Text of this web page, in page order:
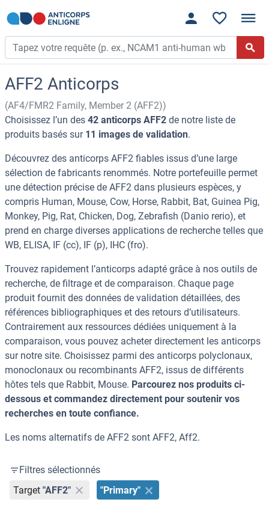
AFF2 Anticorps
(AF4/FMR2 Family, Member 2 (AFF2))
Choisissez l’un des 42 anticorps AFF2 de notre liste de
produits basés sur 11 images de validation.
Découvrez des anticorps AFF2 fiables issus d’une large
sélection de fabricants renommés. Notre portefeuille permet
une détection précise de AFF2 dans plusieurs espèces, y
compris Human, Mouse, Cow, Horse, Rabbit, Bat, Guinea Pig,
Monkey, Pig, Rat, Chicken, Dog, Zebrafish (Danio rerio), et
prend en charge diverses applications de recherche telles que
WB, ELISA, IF (cc), IF (p), IHC (fro).
Trouvez rapidement l’anticorps adapté grâce à nos outils de
recherche, de filtrage et de comparaison. Chaque page
produit fournit des données de validation détaillées, des
références bibliographiques et des retours d’utilisateurs.
Contrairement aux ressources dédiées uniquement à la
comparaison, vous pouvez acheter directement les anticorps
sur notre site. Choisissez parmi des anticorps polyclonaux,
monoclonaux ou recombinants AFF2, issus de différents
hôtes tels que Rabbit, Mouse. Parcourez nos produits ci-
dessous et commandez directement pour soutenir vos
recherches en toute confiance.
Les noms alternatifs de AFF2 sont AFF2, Aff2.
Filtres sélectionnés
Target "AFF2" "Primary"